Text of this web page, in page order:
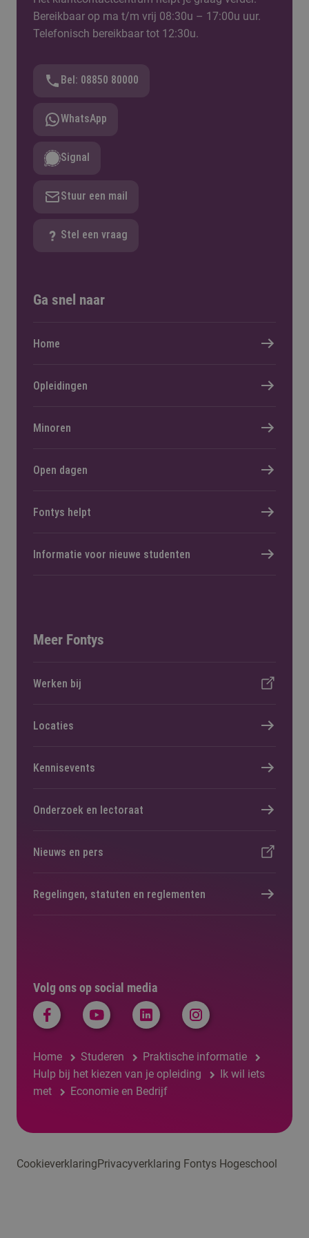
Bereikbaar op ma t/m vrij 08:30u – 17:00u uur.
Telefonisch bereikbaar tot 12:30u.
Bel: 08850 80000
WhatsApp
Signal
Stuur een mail
Stel een vraag
Volg ons op social media
Home Studeren
Praktische informatie
Hulp bij het kiezen van je opleiding
Ik wil iets
met
Economie en Bedrijf
Ga snel naar
Home
Opleidingen
Minoren
Open dagen
Fontys helpt
Informatie voor nieuwe studenten
Meer Fontys
Werken bij
Locaties
Kennisevents
Onderzoek en lectoraat
Nieuws en pers
Regelingen, statuten en reglementen
Cookieverklaring Privacyverklaring Fontys Hogeschool